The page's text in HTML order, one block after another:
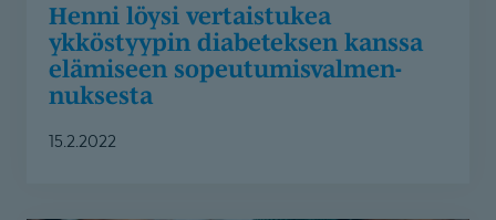
Henni löysi vertaistukea
ykköstyypin diabeteksen kanssa
elämiseen sopeutumis­val­men­
nuksesta
15.2.2022